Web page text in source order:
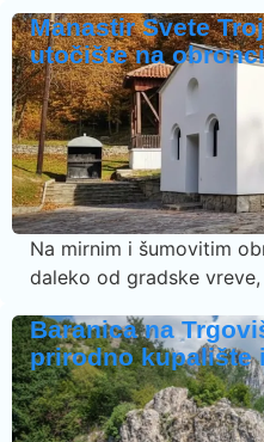
Manastir Svete
utočište na
Na mirnim i šumovitim
daleko od gradske
Baranica na
prirodno